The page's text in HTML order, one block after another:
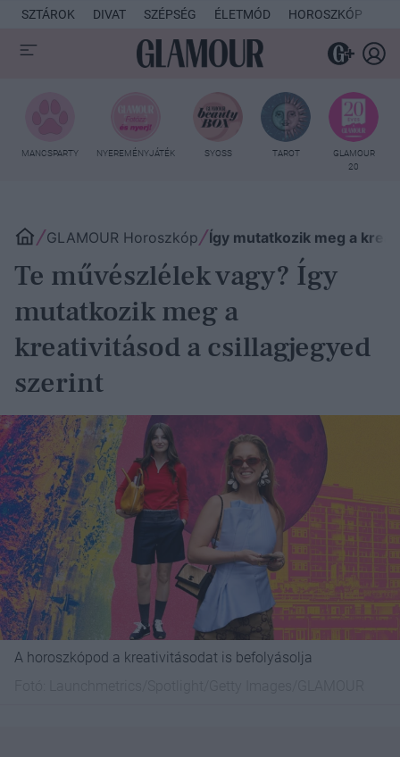
SZTÁROK DIVAT SZÉPSÉG ÉLETMÓD HOROSZKÓP
MANCSPARTY NYEREMÉNYJÁTÉK SYOSS TAROT
GLAMOUR
20
GLAMOUR Horoszkóp Így mutatkozik meg a
Te művészlélek vagy? Így
mutatkozik meg a
kreativitásod a csillagjegyed
szerint
A horoszkópod a kreativitásodat is befolyásolja